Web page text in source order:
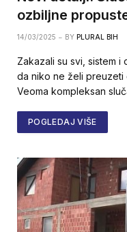
ozbiljne
14/03/2025 BY PLURAL BIH
Zakazali su svi, sistem
da niko ne želi preuzeti
Veoma kompleksan
POGLEDAJ VIŠE